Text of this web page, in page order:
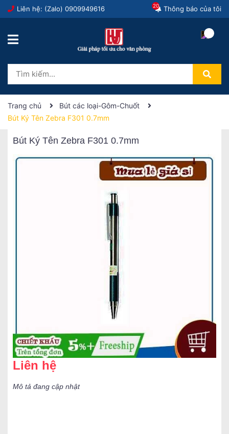
Liên hệ: (Zalo) 0909949616 Thông báo của tôi
20
Trang chủ
Bút các loại-Gôm-Chuốt
Bút Ký Tên Zebra F301 0.7mm
Bút Ký Tên Zebra F301 0.7mm
Liên hệ
Mô tả đang cập nhật